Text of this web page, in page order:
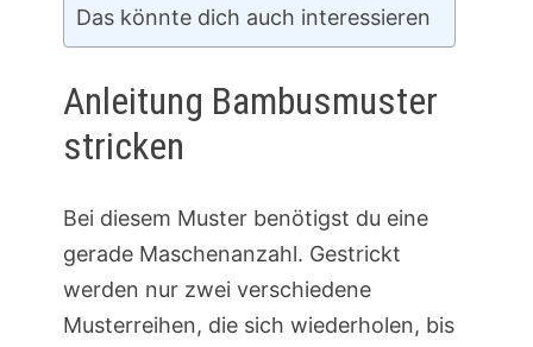
Das könnte dich auch interessieren
Anleitung Bambusmuster
stricken
Bei diesem Muster benötigst du eine
gerade Maschenanzahl. Gestrickt
werden nur zwei verschiedene
Musterreihen, die sich wiederholen, bis